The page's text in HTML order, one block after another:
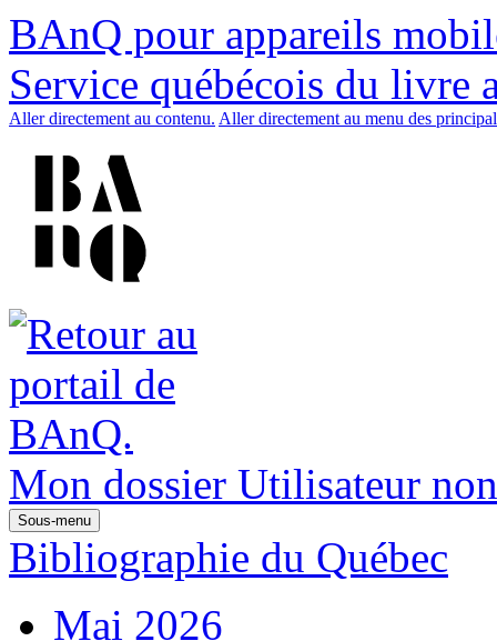
BAnQ pour appareils
Service québécois du livre
Aller directement au contenu. Aller directement au menu des
Mon dossier Utilisateur
Sous-menu
Bibliographie du Québec
Mai 2026